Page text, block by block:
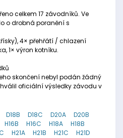
celkem 17 závodníků. Ve
o drobná poranění s
4× přehřátí / chlazení
1× výron kotníku.
skončení nebyl podán žádný
oficiální výsledky závodu v
D18B D18C D20A
D20B
H16B H16C H18A
H18B
H21A H21B H21C H21D